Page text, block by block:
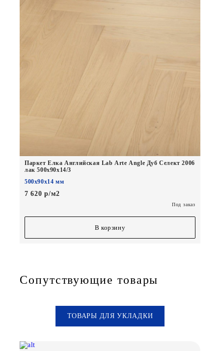
Паркет Елка Английская Lab Arte Angle Дуб Селект 2006
лак 500х90х14/3
500х90х14 мм
7 620 р/м2
Под заказ
В корзину
Сопутствующие товары
ТОВАРЫ ДЛЯ УКЛАДКИ